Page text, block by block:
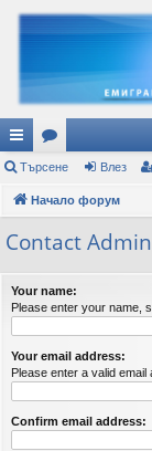
ъ
рз
и
ъз
ки
ор
ум
и
Търсене Влез
Начало форум
Contact Admin
Your name:
Please enter your name,
Your email address:
Please enter a valid
Confirm email address: